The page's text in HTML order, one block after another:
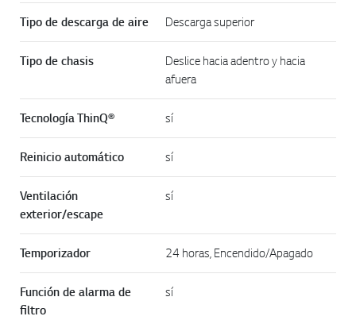
Tipo de descarga de aire Descarga superior
Tipo de chasis
Deslice hacia adentro y hacia
afuera
Tecnología ThinQ® sí
Reinicio automático sí
Ventilación
exterior/escape
sí
Temporizador 24 horas, Encendido/Apagado
Función de alarma de
filtro
sí